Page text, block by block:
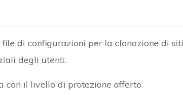
file di configurazioni per la clonazione di siti
degli utenti.
con il livello di protezione offerto